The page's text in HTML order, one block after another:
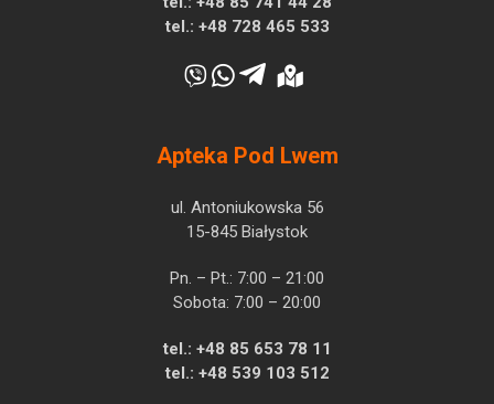
tel.: +48 728 465 533
Apteka Pod Lwem
ul. Antoniukowska 56
15-845 Białystok
Pn. – Pt.: 7:00 – 21:00
Sobota: 7:00 – 20:00
tel.: +48 85 653 78 11
tel.: +48 539 103 512